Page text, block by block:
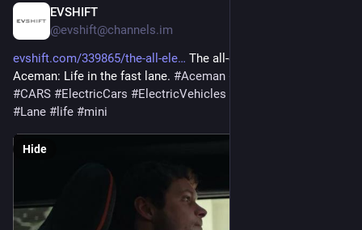
EVSHIFT
@evshift@channels.im
evshift.com/339865/the-all-ele
The all-electric MINI JCW
Aceman: Life in the fast lane. #Aceman #
#CARS #ElectricCars #ElectricVehicles
#Lane # life #mini
Hide